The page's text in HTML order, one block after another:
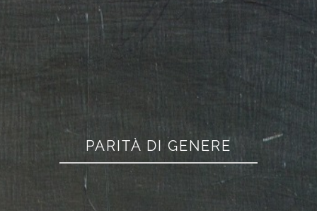
PARITÀ DI GENERE